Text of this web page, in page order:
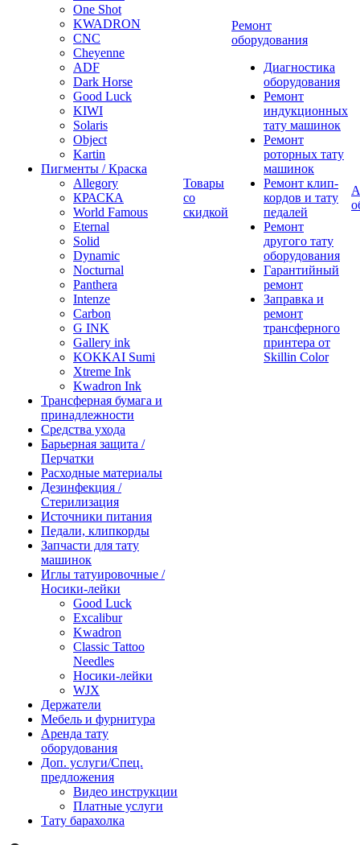
One Shot
KWADRON
CNC
Cheyenne
ADF
Dark Horse
Good Luck
KIWI
Solaris
Object
Kartin
Пигменты / Краска
Allegory
КРАСКА
World Famous
Eternal
Solid
Dynamic
Nocturnal
Panthera
Intenze
Carbon
G INK
Gallery ink
KOKKAI Sumi
Xtreme Ink
Kwadron Ink
Трансферная бумага и
принадлежности
Средства ухода
Барьерная защита /
Перчатки
Расходные материалы
Дезинфекция /
Стерилизация
Источники питания
Педали, клипкорды
Запчасти для тату
машинок
Иглы татуировочные /
Носики-лейки
Good Luck
Excalibur
Kwadron
Classic Tattoo
Needles
Носики-лейки
WJX
Держатели
Мебель и фурнитура
Аренда тату
оборудования
Доп. услуги/Спец.
предложения
Видео инструкции
Платные услуги
Тату барахолка
Товары
со
скидкой
Ремонт
оборудования
Диагностика
оборудования
Ремонт
индукционных
тату машинок
Ремонт
роторных тату
машинок
Ремонт клип-
кордов и тату
педалей
Ремонт
другого тату
оборудования
Гарантийный
ремонт
Заправка и
ремонт
трансферного
принтера от
Skillin Color